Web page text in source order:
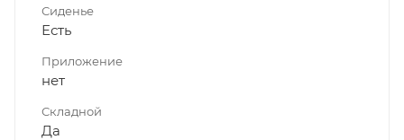
Сиденье
Есть
Приложение
нет
Складной
Да